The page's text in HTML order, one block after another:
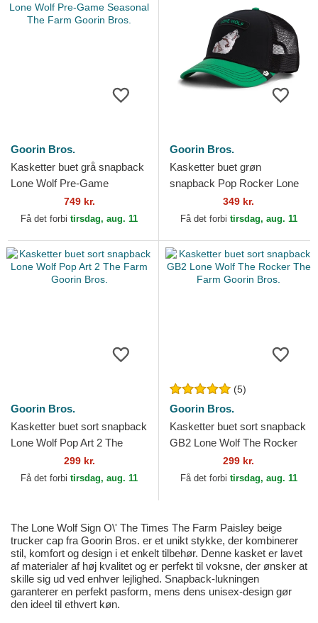
Goorin Bros.
Kasketter buet grå snapback
Lone Wolf Pre-Game
Seasonal The Farm Goorin
Bros.
749 kr.
Få det forbi tirsdag, aug. 11
Goorin Bros.
Kasketter buet grøn
snapback Pop Rocker Lone
Wolf The Farm Goorin Bros.
349 kr.
Få det forbi tirsdag, aug. 11
Goorin Bros.
Kasketter buet sort snapback
Lone Wolf Pop Art 2 The
Farm Goorin Bros.
299 kr.
Få det forbi tirsdag, aug. 11
(5)
Goorin Bros.
Kasketter buet sort snapback
GB2 Lone Wolf The Rocker
The Farm Goorin Bros.
299 kr.
Få det forbi tirsdag, aug. 11
The Lone Wolf Sign O\' The Times The Farm Paisley beige
trucker cap fra Goorin Bros. er et unikt stykke, der kombinerer
stil, komfort og design i et enkelt tilbehør. Denne kasket er lavet
af materialer af høj kvalitet og er perfekt til voksne, der ønsker at
skille sig ud ved enhver lejlighed. Snapback-lukningen
garanterer en perfekt pasform, mens dens unisex-design gør
den ideel til ethvert køn.